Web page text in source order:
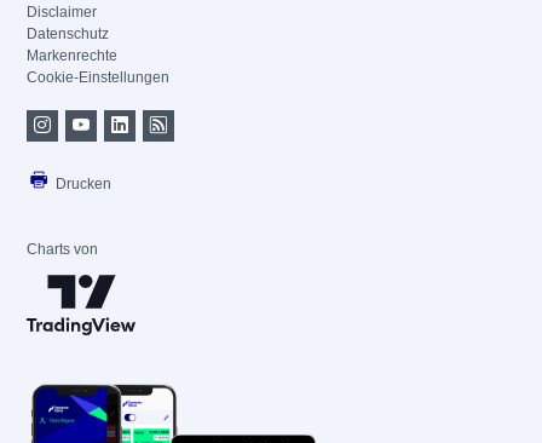
Disclaimer
Datenschutz
Markenrechte
Cookie-Einstellungen
Drucken
Charts von